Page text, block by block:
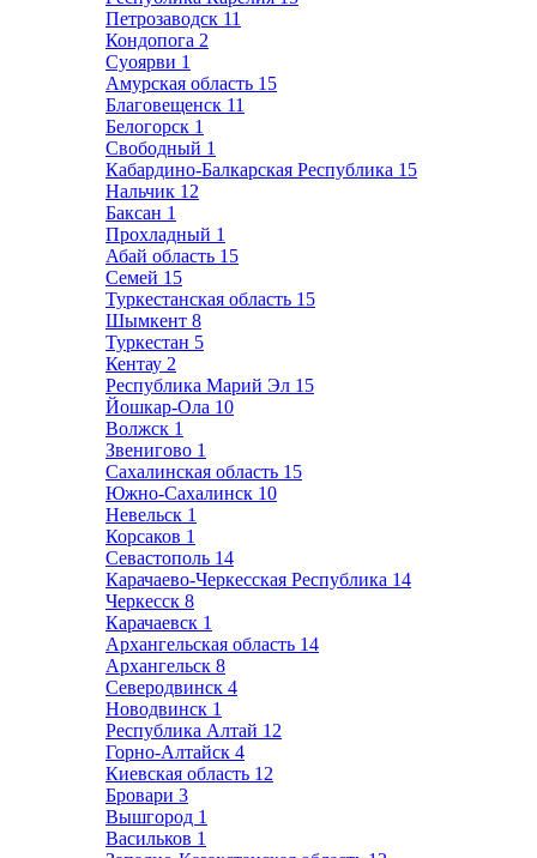
Петрозаводск 11
Кондопога 2
Суоярви 1
Амурская область 15
Благовещенск 11
Белогорск 1
Свободный 1
Кабардино-Балкарская Республика 15
Нальчик 12
Баксан 1
Прохладный 1
Абай область 15
Семей 15
Туркестанская область 15
Шымкент 8
Туркестан 5
Кентау 2
Республика Марий Эл 15
Йошкар-Ола 10
Волжск 1
Звенигово 1
Сахалинская область 15
Южно-Сахалинск 10
Невельск 1
Корсаков 1
Севастополь 14
Карачаево-Черкесская Республика 14
Черкесск 8
Карачаевск 1
Архангельская область 14
Архангельск 8
Северодвинск 4
Новодвинск 1
Республика Алтай 12
Горно-Алтайск 4
Киевская область 12
Бровари 3
Вышгород 1
Васильков 1